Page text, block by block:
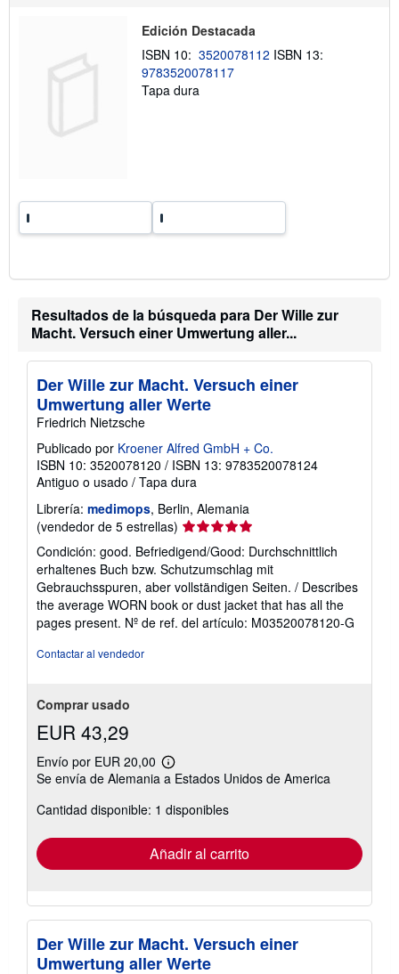
l
e
Edición Destacada
ISBN 10: 3520078112 ISBN 13:
9783520078117
Tapa dura
Resultados de la búsqueda para Der Wille zur
Macht. Versuch einer Umwertung aller...
Der Wille zur Macht. Versuch einer
Umwertung aller Werte
Friedrich Nietzsche
Publicado por Kroener Alfred GmbH + Co.
ISBN 10: 3520078120 / ISBN 13: 9783520078124
Antiguo o usado / Tapa dura
Librería: medimops, Berlin, Alemania
(vendedor de 5 estrellas) Calificación
vendedor:
5
de
5
estrellas
Condición: good. Befriedigend/Good: Durchschnittlich
erhaltenes Buch bzw. Schutzumschlag mit
Gebrauchsspuren, aber vollständigen Seiten. / Describes
the average WORN book or dust jacket that has all the
pages present. Nº de ref. del artículo: M03520078120-G
Contactar al vendedor
Comprar usado
EUR 43,29
Envío por EUR 20,00
Más
información
las
tarifas
envío
Se envía de Alemania a Estados Unidos de America
Cantidad disponible: 1 disponibles
Añadir al carrito
Der Wille zur Macht. Versuch einer
Umwertung aller Werte